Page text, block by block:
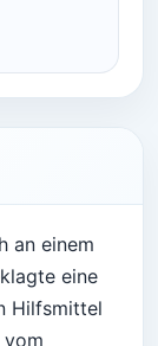
an einem
eine
Hilfsmittel